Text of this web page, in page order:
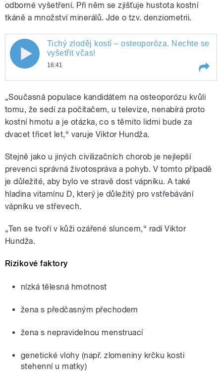
odborné vyšetření. Při něm se zjišťuje hustota kostní
tkáně a množství minerálů. Jde o tzv. denziometrii.
pause
Tichý zloděj kostí – osteoporóza. Nechte se
vyšetřit včas!
16:41
„Současná populace kandidátem na osteoporózu kvůli
tomu, že sedí za počítačem, u televize, nenabírá proto
kostní hmotu a je otázka, co s těmito lidmi bude za
dvacet třicet let,“ varuje Viktor Hundža.
Stejně jako u jiných civilizačních chorob je nejlepší
prevenci správná životospráva a pohyb. V tomto případě
je důležité, aby bylo ve stravě dost vápníku. A také
hladina vitamínu D, který je důležitý pro vstřebávání
vápníku ve střevech.
„Ten se tvoří v kůži ozářené sluncem,“ radí Viktor
Hundža.
Rizikové faktory
nízká tělesná hmotnost
žena s předčasným přechodem
žena s nepravidelnou menstruací
genetické vlohy (např. zlomeniny krčku kosti
stehenní u matky)